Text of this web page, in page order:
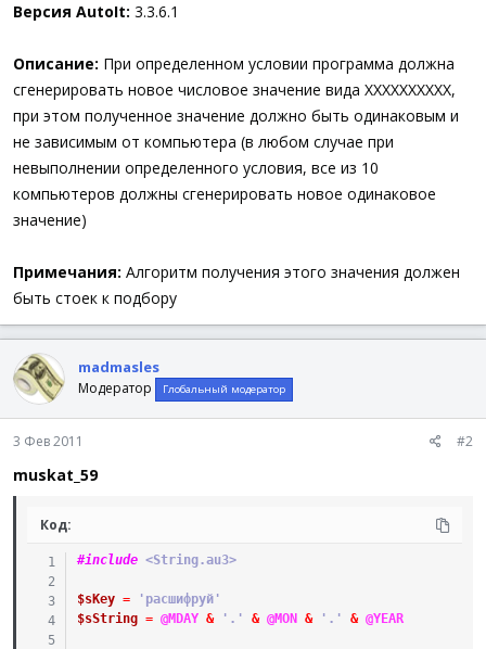
а
Версия AutoIt: 3.3.6.1
Описание: При определенном условии программа должна
сгенерировать новое числовое значение вида ХХХХХХХХХХ,
при этом полученное значение должно быть одинаковым и
не зависимым от компьютера (в любом случае при
невыполнении определенного условия, все из 10
компьютеров должны сгенерировать новое одинаковое
значение)
Примечания: Алгоритм получения этого значения должен
быть стоек к подбору
madmasles
Модератор Глобальный модератор
3 Фев 2011 #2
muskat_59
Код:
#include <String.au3>
$sKey =
'расшифруй'
$sString = @MDAY & '.' & @MON & '.' & @YEAR